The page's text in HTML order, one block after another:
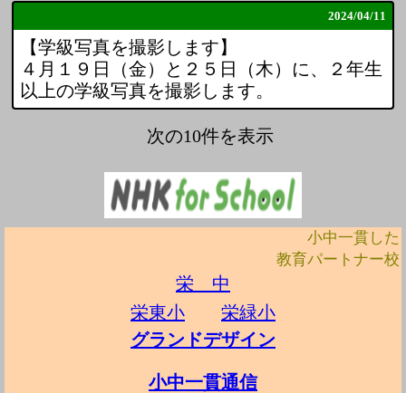
2024/04/11
【学級写真を撮影します】
４月１９日（金）と２５日（木）に、２年生
以上の学級写真を撮影します。
次の10件を表示
小中一貫した
教育パートナー校
栄 中
栄東小
栄緑小
グランドデザイン
小中一貫通信